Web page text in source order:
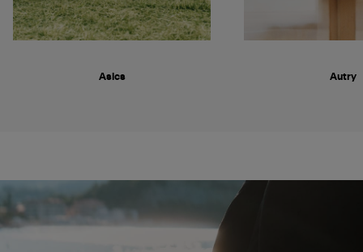
Asics Autry